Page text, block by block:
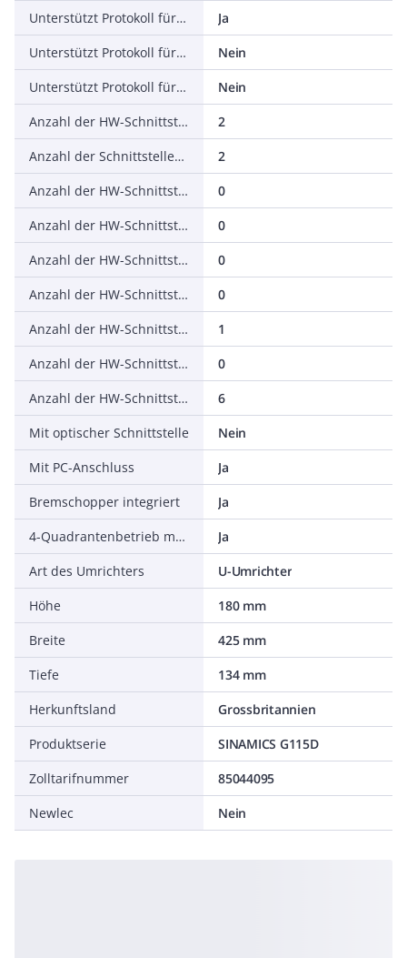
Unterstützt Protokoll für PROFIsafe
Ja
Unterstützt Protokoll für SafetyBUS p
Nein
Unterstützt Protokoll für sonstige Bussysteme
Nein
Anzahl der HW-Schnittstellen Industrial Ethernet
2
Anzahl der Schnittstellen PROFINET
2
Anzahl der HW-Schnittstellen seriell RS-232
0
Anzahl der HW-Schnittstellen seriell RS-422
0
Anzahl der HW-Schnittstellen seriell RS-485
0
Anzahl der HW-Schnittstellen seriell TTY
0
Anzahl der HW-Schnittstellen USB
1
Anzahl der HW-Schnittstellen parallel
0
Anzahl der HW-Schnittstellen sonstige
6
Mit optischer Schnittstelle
Nein
Mit PC-Anschluss
Ja
Bremschopper integriert
Ja
4-Quadrantenbetrieb möglich
Ja
Art des Umrichters
U-Umrichter
Höhe
180 mm
Breite
425 mm
Tiefe
134 mm
Herkunftsland
Grossbritannien
Produktserie
SINAMICS G115D
Zolltarifnummer
85044095
Newlec
Nein